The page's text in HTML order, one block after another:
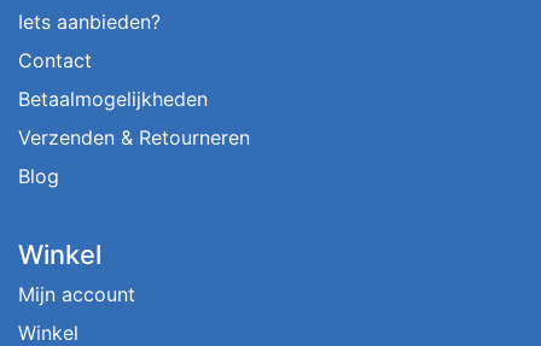
Iets aanbieden?
Contact
Betaalmogelijkheden
Verzenden & Retourneren
Blog
Winkel
Mijn account
Winkel